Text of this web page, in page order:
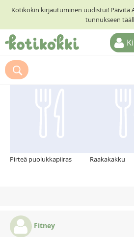
Kotikokin kirjautuminen uudistui! Päivitä
tunnukseen
ETUSIVU
RESEPTIHAKU
Suosittelemme myös
Pirteä puolukkapiiras Raakakakku
Fitney